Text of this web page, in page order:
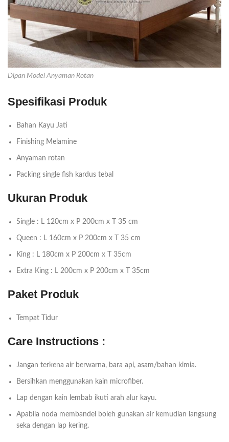
Dipan Model Anyaman Rotan
Spesifikasi Produk
Bahan Kayu Jati
Finishing Melamine
Anyaman rotan
Packing single fish kardus tebal
Ukuran Produk
Single : L 120cm x P 200cm x T 35 cm
Queen : L 160cm x P 200cm x T 35 cm
King : L 180cm x P 200cm x T 35cm
Extra King : L 200cm x P 200cm x T 35cm
Paket Produk
Tempat Tidur
Care Instructions :
Jangan terkena air berwarna, bara api, asam/bahan kimia.
Bersihkan menggunakan kain microfiber.
Lap dengan kain lembab ikuti arah alur kayu.
Apabila noda membandel boleh gunakan air kemudian langsung
seka dengan lap kering.